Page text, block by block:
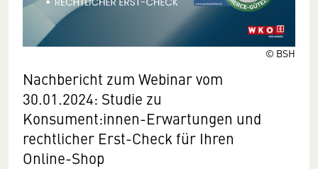
© BSH
Nachbericht zum Webinar vom
30.01.2024: Studie zu
Konsument:innen-Erwartungen und
rechtlicher Erst-Check für Ihren
Online-Shop